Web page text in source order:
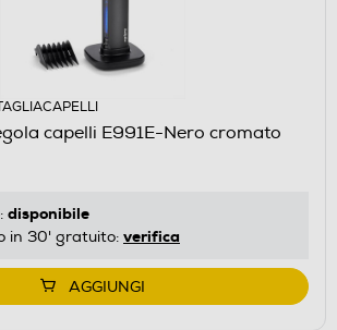
capelli E991E-Nero cromato
disponibile
in 30' gratuito: verifica
AGGIUNGI